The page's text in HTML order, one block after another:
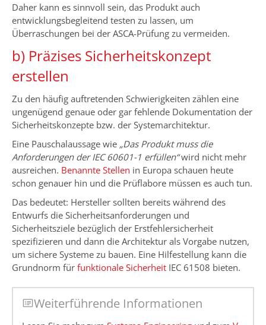
Daher kann es sinnvoll sein, das Produkt auch
entwicklungsbegleitend testen zu lassen, um
Überraschungen bei der ASCA-Prüfung zu vermeiden.
b) Präzises Sicherheitskonzept
erstellen
Zu den häufig auftretenden Schwierigkeiten zählen eine
ungenügend genaue oder gar fehlende Dokumentation der
Sicherheitskonzepte bzw. der Systemarchitektur.
Eine Pauschalaussage wie „Das Produkt muss die
Anforderungen der IEC 60601-1 erfüllen“wird nicht mehr
ausreichen. Benannte Stellen in Europa schauen heute
schon genauer hin und die Prüflabore müssen es auch tun.
Das bedeutet: Hersteller sollten bereits während des
Entwurfs die Sicherheitsanforderungen und
Sicherheitsziele bezüglich der Erstfehlersicherheit
spezifizieren und dann die Architektur als Vorgabe nutzen,
um sichere Systeme zu bauen. Eine Hilfestellung kann die
Grundnorm für funktionale Sicherheit IEC 61508 bieten.
Weiterführende Informationen